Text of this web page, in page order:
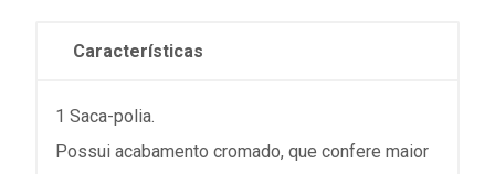
Características
1 Saca-polia.
Possui acabamento cromado, que confere maior